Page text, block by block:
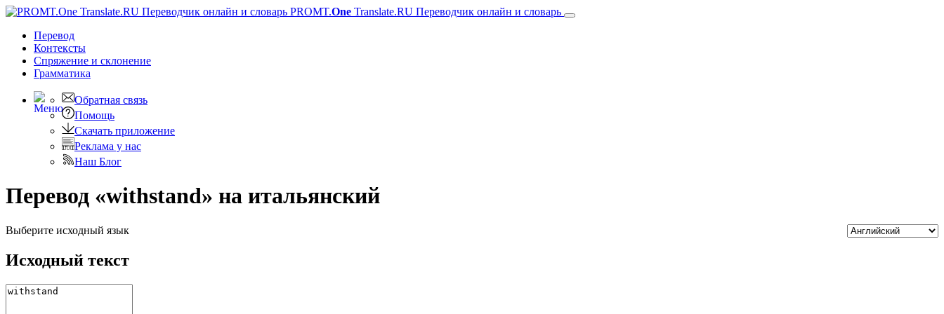
PROMT.One Translate.RU Переводчик онлайн и словарь
Перевод
Контексты
Спряжение и склонение
Грамматика
Обратная связь
Помощь
Скачать приложение
Реклама у нас
Наш Блог
Перевод «withstand» на итальянский
Выберите исходный язык
Исходный текст